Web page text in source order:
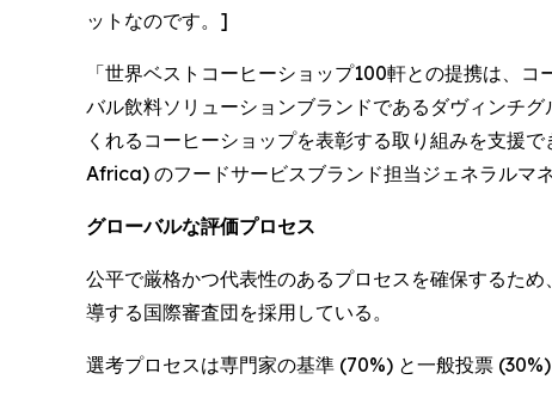
ットなのです。]
「世界ベストコーヒーショップ100軒との提携は、
バル飲料ソリューションブランドであるダヴィンチ
くれるコーヒーショップを表彰する取り組みを支援
Africa) のフードサービスブランド担当ジェネラルマ
グローバルな評価プロセス
公平で厳格かつ代表性のあるプロセスを確保するた
導する国際審査団を採用している。
選考プロセスは専門家の基準 (70%) と一般投票